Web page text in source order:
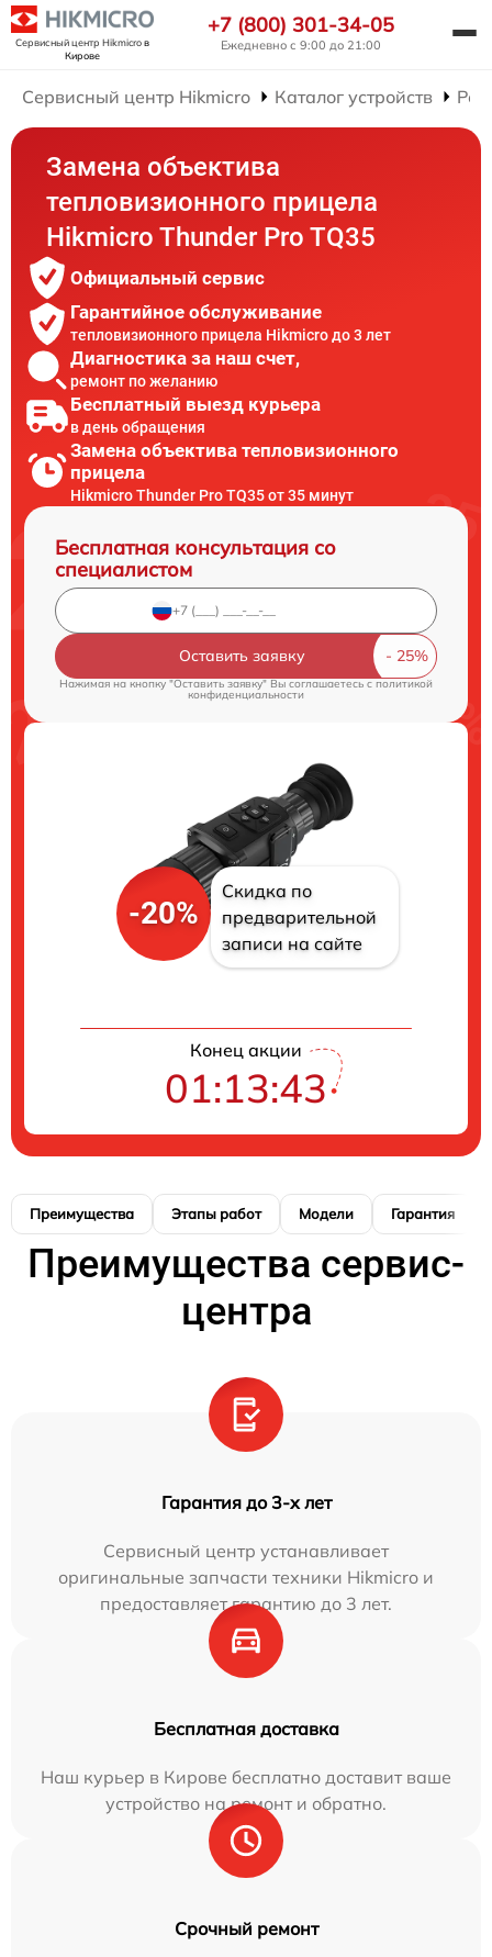
Сервисный центр Hikmicroв
Кирове
+7 (800) 301-34-05
Ежедневно с 9:00 до 21:00
Сервисный центр Hikmicro Каталог устройств
Замена объектива
тепловизионного прицела
Hikmicro Thunder Pro TQ35
Официальный сервис
Гарантийное обслуживание
тепловизионного прицела Hikmicro до 3 лет
Диагностика за наш счет,
ремонт по желанию
Бесплатный выезд курьера
в день обращения
Замена объектива тепловизионного
прицела
Hikmicro Thunder Pro TQ35 от 35 минут
Бесплатная консультация со
специалистом
Оставить заявку
Нажимая на кнопку "Оставить заявку" Вы соглашаетесь cполитикой
конфиденциальности
-20%
Скидка по
предварительной
записи на сайте
Конец акции
01:13:42
Преимущества Этапы работ Модели Гарантия
Преимущества сервис-
центра
Гарантия до 3-х лет
Сервисный центр устанавливает
оригинальные запчасти техники Hikmicro и
предоставляет гарантию до 3 лет.
Бесплатная доставка
Наш курьер в Кирове бесплатно доставит ваше
устройство на ремонт и обратно.
Срочный ремонт